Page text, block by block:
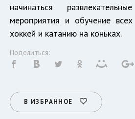
начинаться
мероприятия и обучение
хоккей и катанию на коньках.
Поделиться:
В ИЗБРАННОЕ